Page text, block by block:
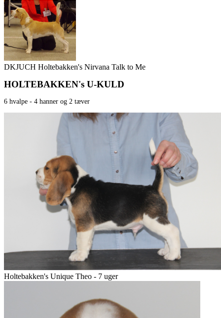
DKJUCH Holtebakken's Nirvana Talk to Me
HOLTEBAKKEN's U-KULD
6 hvalpe - 4 hanner og 2 tæver
Holtebakken's Unique Theo - 7 uger